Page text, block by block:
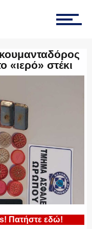
«ιερό» στέκι
Πατήστε εδώ!